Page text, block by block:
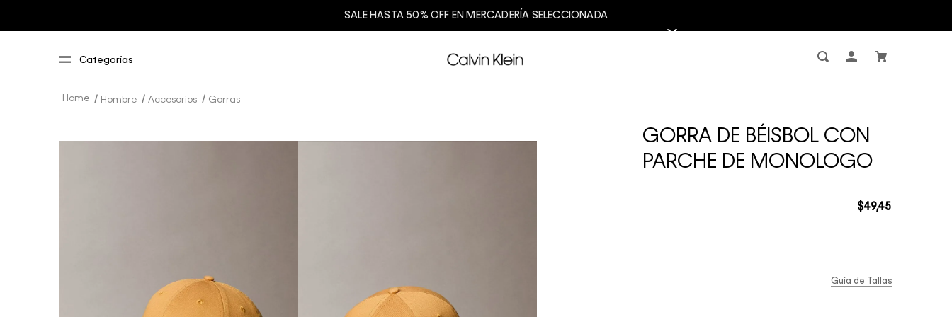
SALE HASTA 50% OFF EN MERCADERÍA SELECCIONADA
Hombre Accesorios Gorras
GORRA DE BÉISBOL CON
PARCHE DE MONOLOGO
$49,45
Guía de Tallas